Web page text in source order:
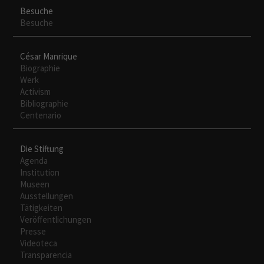
Besuche
Besuche
César Manrique
Biographie
Werk
Activism
Bibliographie
Centenario
Die Stiftung
Agenda
Institution
Museen
Ausstellungen
Tätigkeiten
Veröffentlichungen
Presse
Videoteca
Transparencia
cookies,